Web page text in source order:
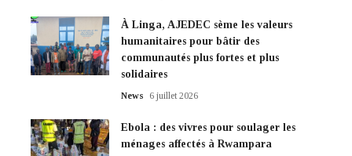
À Linga, AJEDEC sème les valeurs
humanitaires pour bâtir des
communautés plus fortes et plus
solidaires
News 6 juillet 2026
Ebola : des vivres pour soulager les
ménages affectés à Rwampara